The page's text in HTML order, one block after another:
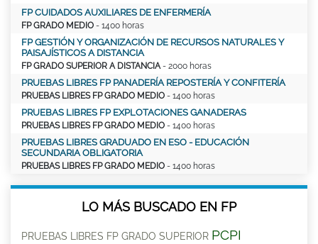
FP CUIDADOS AUXILIARES DE ENFERMERÍA
FP GRADO MEDIO - 1400 horas
FP GESTIÓN Y ORGANIZACIÓN DE RECURSOS NATURALES Y
PAISAJÍSTICOS A DISTANCIA
FP GRADO SUPERIOR A DISTANCIA- 2000 horas
PRUEBAS LIBRES FP PANADERÍA REPOSTERÍA Y CONFITERÍA
PRUEBAS LIBRES FP GRADO MEDIO - 1400 horas
PRUEBAS LIBRES FP EXPLOTACIONES GANADERAS
PRUEBAS LIBRES FP GRADO MEDIO - 1400 horas
PRUEBAS LIBRES GRADUADO EN ESO - EDUCACIÓN
SECUNDARIA OBLIGATORIA
PRUEBAS LIBRES FP GRADO MEDIO - 1400 horas
LO MÁS BUSCADO EN FP
PRUEBAS LIBRES FP GRADO SUPERIOR PCPI